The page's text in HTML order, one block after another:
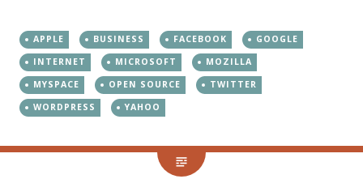
APPLE BUSINESS FACEBOOK
GOOGLE
INTERNET
MICROSOFT
MOZILLA
MYSPACE
OPEN SOURCE
TWITTER
WORDPRESS
YAHOO